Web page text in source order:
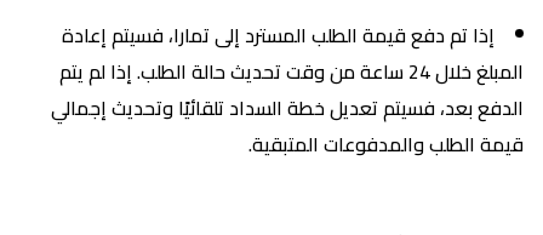
إذا تم دفع قيمة الطلب المسترد إلى تمارا، فسيتم إعادة
المبلغ خلال 24 ساعة من وقت تحديث حالة الطلب. إذا لم يتم
الدفع بعد، فسيتم تعديل خطة السداد تلقائيًا وتحديث إجمالي
قيمة الطلب والمدفوعات المتبقية.